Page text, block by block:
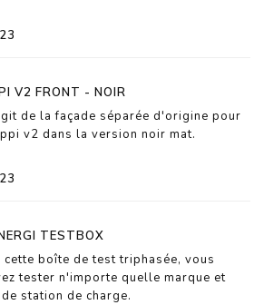
V2 FRONT - NOIR
de la façade séparée d'origine pour
v2 dans la version noir mat.
TESTBOX
cette boîte de test triphasée, vous
tester n'importe quelle marque et
station de charge.